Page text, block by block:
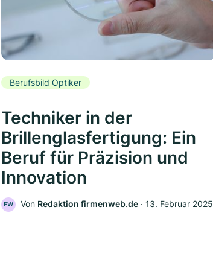
Berufsbild Optiker
Techniker in der
Brillenglasfertigung: Ein
Beruf für Präzision und
Innovation
FW Von Redaktion firmenweb.de ‧ 13. Februar 2025